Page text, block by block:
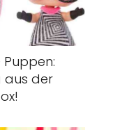
Puppen:
aus der